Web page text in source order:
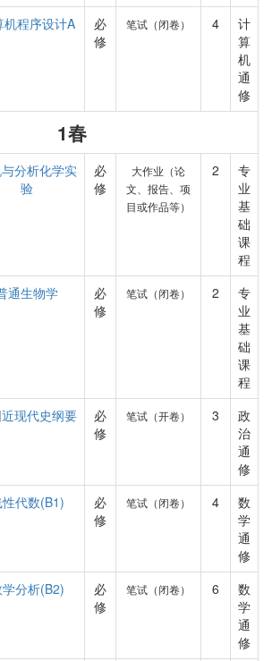
机程序设计A
必
修
笔试（闭卷） 4
计
算
机
通
修
1春
分析化学实
验
必
修
大作业（论
文、报告、项
目或作品等）
2
专
业
基
础
课
程
通生物学
必
修
笔试（闭卷） 2
专
业
基
础
课
程
现代史纲要
必
修
笔试（开卷） 3
政
治
通
修
代数(B1)
必
修
笔试（闭卷） 4
数
学
通
修
分析(B2)
必
修
笔试（闭卷） 6
数
学
通
修